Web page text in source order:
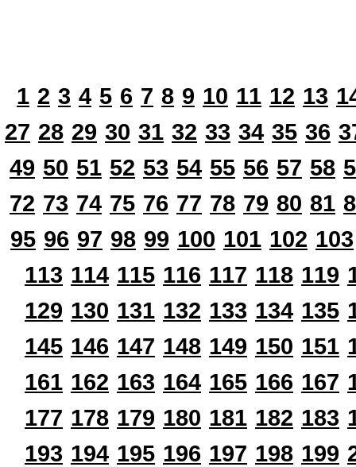
1 2 3 4 5 6 7 8 9 10 11 12 13
27 28 29 30 31 32 33 34 35 36
49 50 51 52 53 54 55 56 57 58
72 73 74 75 76 77 78 79 80 81
95 96 97 98 99 100 101 102 103
113 114 115 116 117 118 119
129 130 131 132 133 134 135
145 146 147 148 149 150 151
161 162 163 164 165 166 167
177 178 179 180 181 182 183
193 194 195 196 197 198 199